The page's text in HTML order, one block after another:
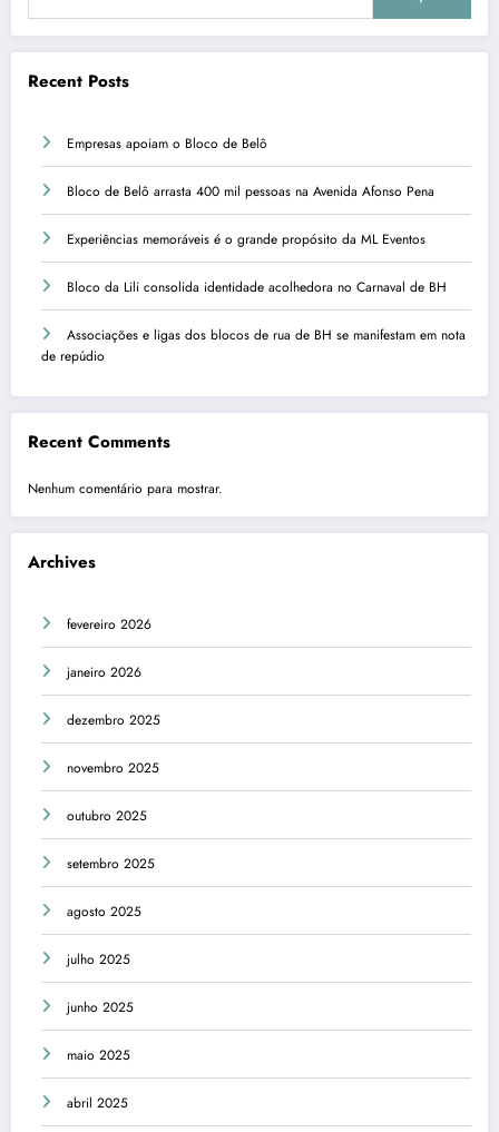
Recent Posts
Empresas apoiam o Bloco de Belô
Bloco de Belô arrasta 400 mil pessoas na Avenida Afonso Pena
Experiências memoráveis é o grande propósito da ML Eventos
Bloco da Lili consolida identidade acolhedora no Carnaval de BH
Associações e ligas dos blocos de rua de BH se manifestam em nota
de repúdio
Recent Comments
Nenhum comentário para mostrar.
Archives
fevereiro 2026
janeiro 2026
dezembro 2025
novembro 2025
outubro 2025
setembro 2025
agosto 2025
julho 2025
junho 2025
maio 2025
abril 2025